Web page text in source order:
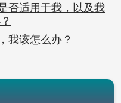
否适用于我，以及我
我该怎么办？